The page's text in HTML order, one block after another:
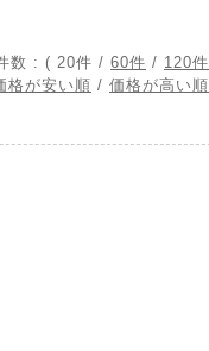
数 : ( 20件 / 60件 / 120件
格が安い順 / 価格が高い順